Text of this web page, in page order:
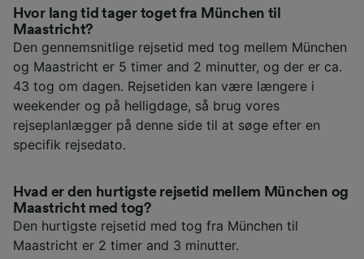
Hvor lang tid tager toget fra München til
Maastricht?
Den gennemsnitlige rejsetid med tog mellem München
og Maastricht er 5 timer and 2 minutter, og der er ca.
43 tog om dagen. Rejsetiden kan være længere i
weekender og på helligdage, så brug vores
rejseplanlægger på denne side til at søge efter en
specifik rejsedato.
Hvad er den hurtigste rejsetid mellem München og
Maastricht med tog?
Den hurtigste rejsetid med tog fra München til
Maastricht er 2 timer and 3 minutter.